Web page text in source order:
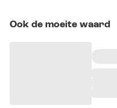
Ook de moeite waard